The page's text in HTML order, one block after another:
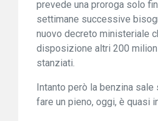
prevede una proroga solo
settimane successive
nuovo decreto ministeriale
disposizione altri 200
stanziati.
Intanto però la benzina sale
fare un pieno, oggi, è quasi